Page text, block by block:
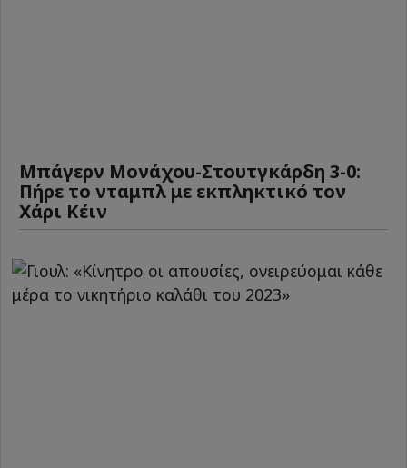
Μπάγερν Μονάχου-Στουτγκάρδη 3-0:
Πήρε το νταμπλ με εκπληκτικό τον
Χάρι Κέιν